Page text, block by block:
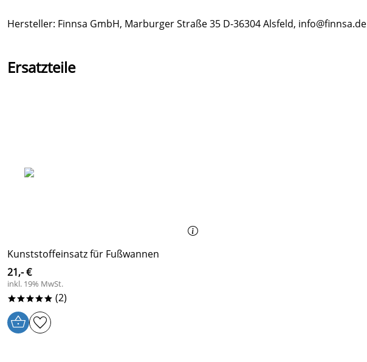
Hersteller: Finnsa GmbH, Marburger Straße 35 D-36304 Alsfeld, info@finnsa.de
Ersatzteile
Kunststoffeinsatz für Fußwannen
21,- €
inkl. 19% MwSt.
***** (2)